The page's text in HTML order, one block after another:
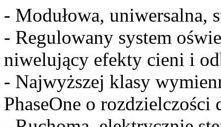
- Modułowa, uniwersalna,
- Regulowany system
niwelujący efekty cieni i
- Najwyższej klasy
PhaseOne o